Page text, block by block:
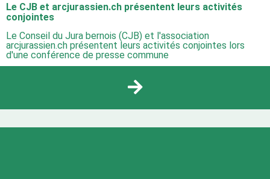
Le CJB et arcjurassien.ch présentent leurs activités
conjointes
Le Conseil du Jura bernois (CJB) et l'association
arcjurassien.ch présentent leurs activités conjointes lors
d'une conférence de presse commune